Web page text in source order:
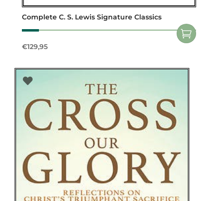
Complete C. S. Lewis Signature Classics
€129,95